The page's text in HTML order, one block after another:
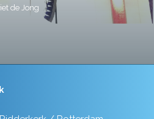
de Jong